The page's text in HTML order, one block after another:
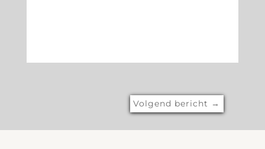
Volgend bericht →